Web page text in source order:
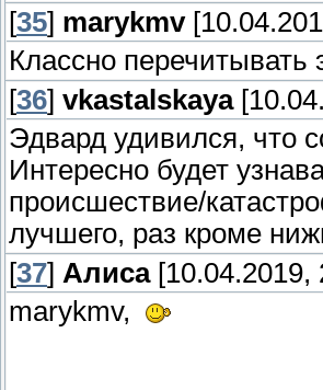
[35] marykmv
Классно перечитывать
[36] vkastalskaya
Эдвард удивился, что
Интересно будет
происшествие/
лучшего, раз кроме
[37] Алиса[10.04.2019,
marykmv,